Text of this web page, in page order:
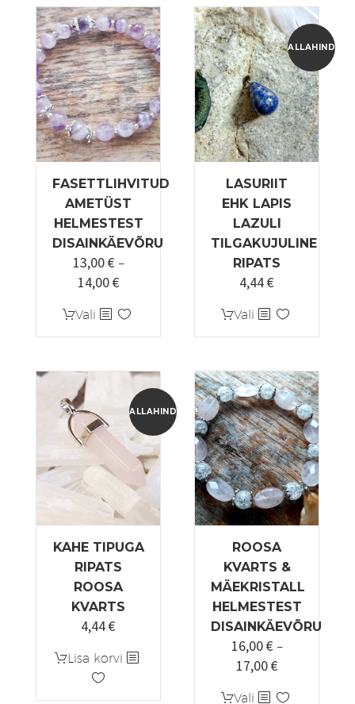
mitu
varianti.
Valikuid
saab
teha
tootelehel.
FASETTLIHVITUD
AMETÜST
HELMESTEST
DISAINKÄEVÕRU
13,00€ –
14,00€Hinnavahemik:
kuni
14,00 €
Vali Sellel
tootel
mitu
varianti.
Valikuid
saab
tootelehel.
ALLAHINDLUS!
LASURIIT
EHK LAPIS
LAZULI
TILGAKUJULINE
RIPATS
Algne
oli:
5,55 €.
4,44€
on:
4,44 €.
Vali Sellel
tootel
mitu
varianti.
Valikuid
saab
teha
tootelehel.
ALLAHINDLUS!
KAHE TIPUGA
RIPATS
ROOSA
KVARTS
Algne
oli:
5,55 €.
4,44€Praegune
on:
Lisa korvi
ROOSA
KVARTS &
MÄEKRISTALL
HELMESTEST
DISAINKÄEVÕRU
16,00€ –
17,00€
Vali Sellel